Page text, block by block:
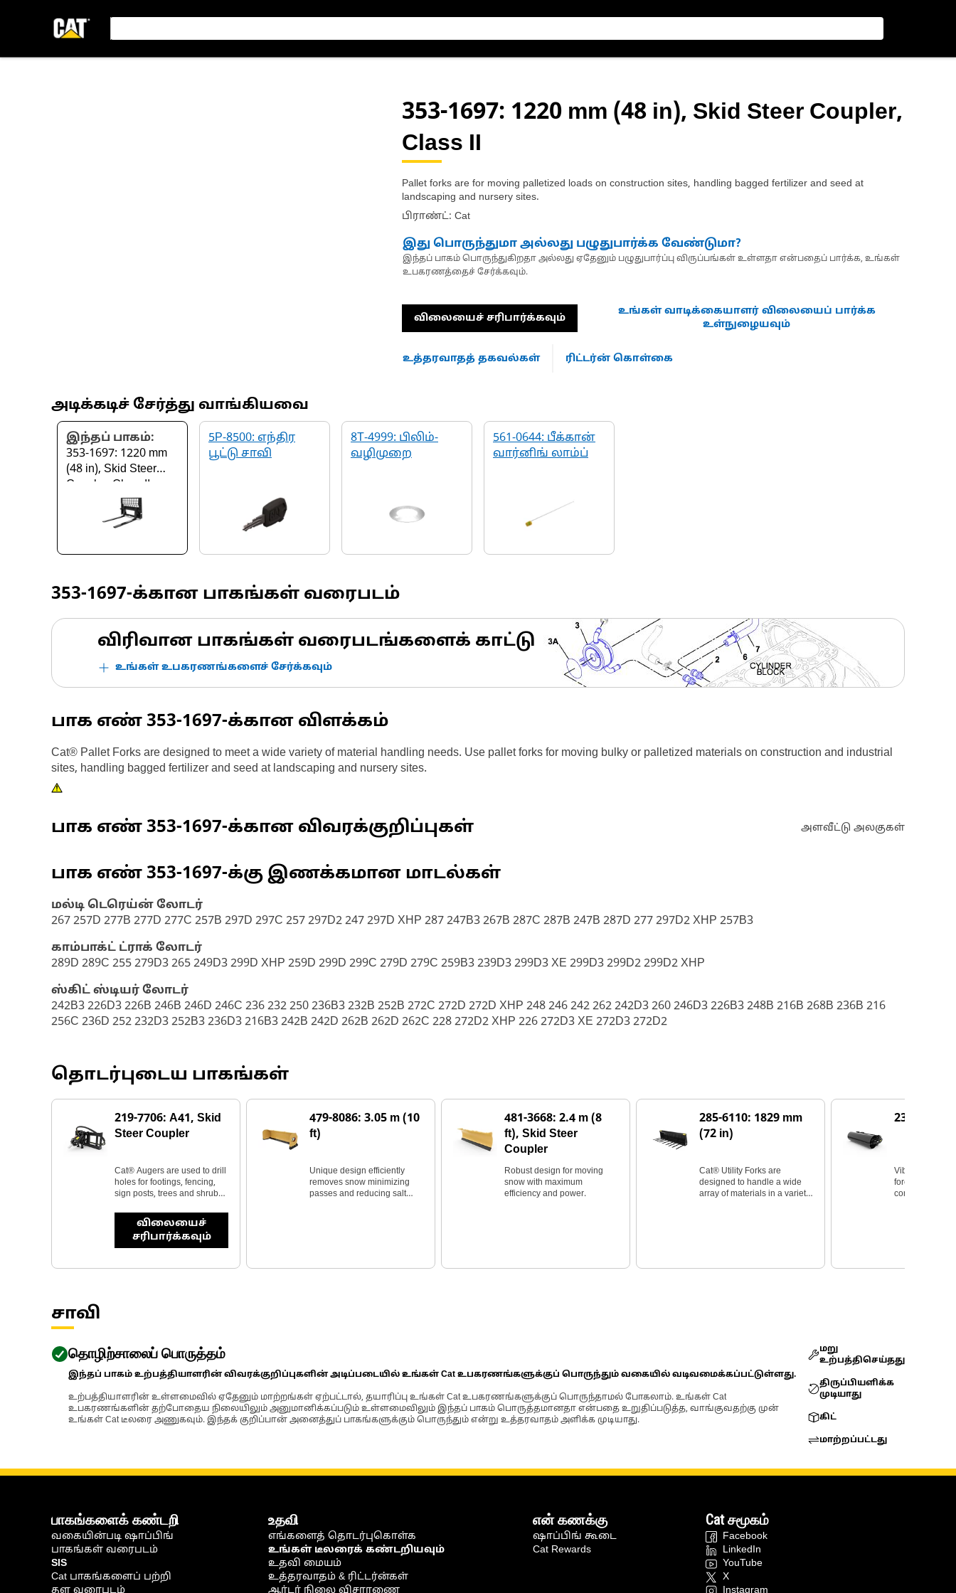
353-1697: 1220 mm (48 in), Skid Steer Coupler,
Class II
Pallet forks are for moving palletized loads on construction sites, handling bagged fertilizer and seed at
landscaping and nursery sites.
பிராண்ட்: Cat
இது பொருந்துமா அல்லது பழுதுபார்க்க வேண்டுமா?
இந்தப் பாகம் பொருந்துகிறதா அல்லது ஏதேனும் பழுதுபார்ப்பு விருப்பங்கள் உள்ளதா என்பதைப் பார்க்க, உங்கள்
உபகரணத்தைச் சேர்க்கவும்.
விலையைச் சரிபார்க்கவும்
உங்கள் வாடிக்கையாளர் விலையைப் பார்க்க
உள்நுழையவும்
உத்தரவாதத் தகவல்கள் ரிட்டர்ன் கொள்கை
அடிக்கடிச் சேர்த்து வாங்கியவை
இந்தப் பாகம்:
353-1697: 1220 mm
(48 in), Skid Steer
Coupler, Class II
5P-8500: எந்திர
பூட்டு சாவி
8T-4999: பிலிம்-
வழிமுறை
561-0644: பீக்கான்
வார்னிங் லாம்ப்
353-1697-க்கான பாகங்கள் வரைபடம்
விரிவான பாகங்கள் வரைபடங்களைக் காட்டு
உங்கள் உபகரணங்களைச் சேர்க்கவும்
பாக எண் 353-1697-க்கான விளக்கம்
Cat® Pallet Forks are designed to meet a wide variety of material handling needs. Use pallet forks for moving bulky or palletized materials on construction and industrial
sites, handling bagged fertilizer and seed at landscaping and nursery sites.
பாக எண் 353-1697-க்கான விவரக்குறிப்புகள் அளவீட்டு அலகுகள்
பாக எண் 353-1697-க்கு இணக்கமான மாடல்கள்
மல்டி டெரெய்ன் லோடர்
267 257D 277B 277D 277C 257B 297D 297C 257 297D2 247 297D XHP 287 247B3 267B 287C 287B 247B 287D 277 297D2 XHP 257B3
காம்பாக்ட் ட்ராக் லோடர்
289D 289C 255 279D3 265 249D3 299D XHP 259D 299D 299C 279D 279C 259B3 239D3 299D3 XE 299D3 299D2 299D2 XHP
ஸ்கிட் ஸ்டியர் லோடர்
242B3 226D3 226B 246B 246D 246C 236 232 250 236B3 232B 252B 272C 272D 272D XHP 248 246 242 262 242D3 260 246D3 226B3 248B 216B 268B 236B 216
256C 236D 252 232D3 252B3 236D3 216B3 242B 242D 262B 262D 262C 228 272D2 XHP 226 272D3 XE 272D3 272D2
தொடர்புடைய பாகங்கள்
219-7706: A41, Skid
Steer Coupler
Cat® Augers are used to drill
holes for footings, fencing,
sign posts, trees and shrubs
andlandscaping applications.
விலையைச்
சரிபார்க்கவும்
479-8086: 3.05 m (10
ft)
Unique design efficiently
removes snow minimizing
passes and reducing salt
481-3668: 2.4 m (8
ft), Skid Steer
Coupler
Robust design for moving
snow with maximum
efficiency and power.
285-6110: 1829 mm
(72 in)
Cat® Utility Forks are
designed to handle a wide
array of materials in a variety
231-8601:
Vibratory
force provides
compaction in
சாவி
தொழிற்சாலைப் பொருத்தம்
இந்தப் பாகம் உற்பத்தியாளரின் விவரக்குறிப்புகளின் அடிப்படையில் உங்கள் Cat உபகரணங்களுக்குப் பொருந்தும் வகையில் வடிவமைக்கப்பட்டுள்ளது.
உற்பத்தியாளரின் உள்ளமைவில் ஏதேனும் மாற்றங்கள் ஏற்பட்டால், தயாரிப்பு உங்கள் Cat உபகரணங்களுக்குப் பொருந்தாமல் போகலாம். உங்கள் Cat
உபகரணங்களின் தற்போதைய நிலையிலும் அனுமானிக்கப்படும் உள்ளமைவிலும் இந்தப் பாகம் பொருத்தமானதா என்பதை உறுதிப்படுத்த, வாங்குவதற்கு முன்
உங்கள் Cat டீலரை அணுகவும். இந்தக் குறிப்பான் அனைத்துப் பாகங்களுக்கும் பொருந்தும் என்று உத்தரவாதம் அளிக்க முடியாது.
மறு
உற்பத்திசெய்தது
திருப்பியளிக்க
முடியாது
கிட்
மாற்றப்பட்டது
பாகங்களைக் கண்டறி
வகையின்படி ஷாப்பிங்
பாகங்கள் வரைபடம்
SIS
Cat பாகங்களைப் பற்றி
தள வரைபடம்
உதவி
எங்களைத் தொடர்புகொள்க
உங்கள் டீலரைக் கண்டறியவும்
உதவி மையம்
உத்தரவாதம் & ரிட்டர்ன்கள்
ஆர்டர் நிலை விசாரணை
என் கணக்கு
ஷாப்பிங் கூடை
Cat Rewards
Cat சமூகம்
Facebook
LinkedIn
YouTube
X
Instagram